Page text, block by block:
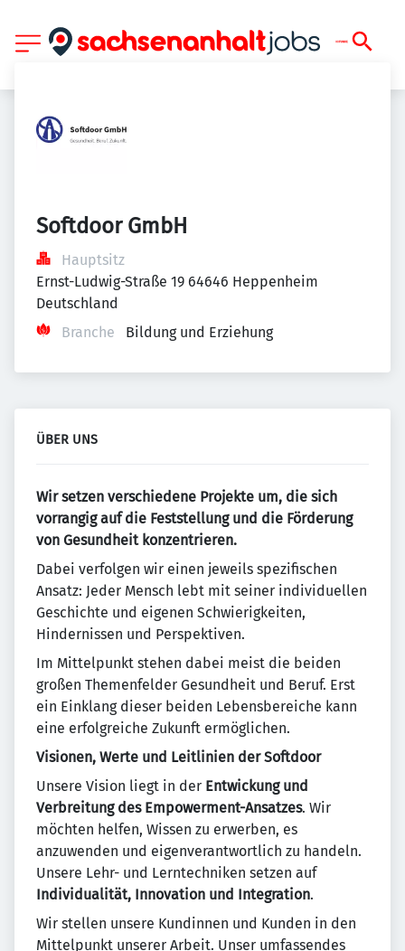
Softdoor GmbH
Hauptsitz
Ernst-Ludwig-Straße 19 64646 Heppenheim
Deutschland
Branche
Bildung und Erziehung
ÜBER UNS
Wir setzen verschiedene Projekte um, die sich
vorrangig auf die Feststellung und die Förderung
von Gesundheit konzentrieren.
Dabei verfolgen wir einen jeweils spezifischen
Ansatz: Jeder Mensch lebt mit seiner individuellen
Geschichte und eigenen Schwierigkeiten,
Hindernissen und Perspektiven.
Im Mittelpunkt stehen dabei meist die beiden
großen Themenfelder Gesundheit und Beruf. Erst
ein Einklang dieser beiden Lebensbereiche kann
eine erfolgreiche Zukunft ermöglichen.
Visionen, Werte und Leitlinien der Softdoor
Unsere Vision liegt in der Entwickung und
Verbreitung des Empowerment-Ansatzes. Wir
möchten helfen, Wissen zu erwerben, es
anzuwenden und eigenverantwortlich zu handeln.
Unsere Lehr- und Lerntechniken setzen auf
Individualität, Innovation und Integration.
Wir stellen unsere Kundinnen und Kunden in den
Mittelpunkt unserer Arbeit. Unser umfassendes